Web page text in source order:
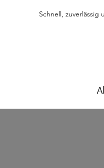
Schnell, zuverlässig